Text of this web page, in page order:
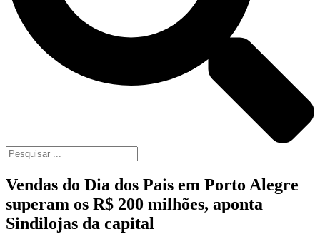
Vendas do Dia dos Pais em Porto Alegre
superam os R$ 200 milhões, aponta
Sindilojas da capital